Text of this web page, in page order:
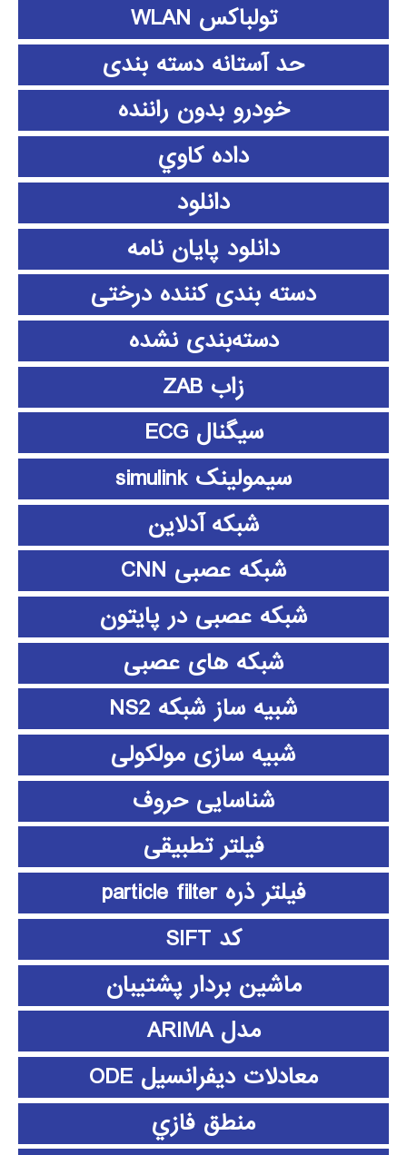
تولباکس WLAN
حد آستانه دسته بندی
خودرو بدون راننده
داده كاوي
دانلود
دانلود پايان نامه
دسته بندی کننده درختی
دسته‌بندی نشده
زاب ZAB
سیگنال ECG
سیمولینک simulink
شبکه آدلاین
شبکه عصبی CNN
شبکه عصبی در پایتون
شبکه های عصبی
شبیه ساز شبکه NS2
شبیه سازی مولکولی
شناسایی حروف
فیلتر تطبیقی
فیلتر ذره particle filter
کد SIFT
ماشین بردار پشتیبان
مدل ARIMA
معادلات دیفرانسیل ODE
منطق فازي